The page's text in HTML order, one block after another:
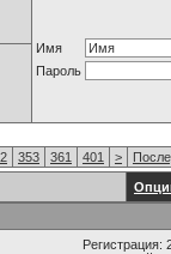
Имя
Пароль
353 361 401 >
Регистрация: